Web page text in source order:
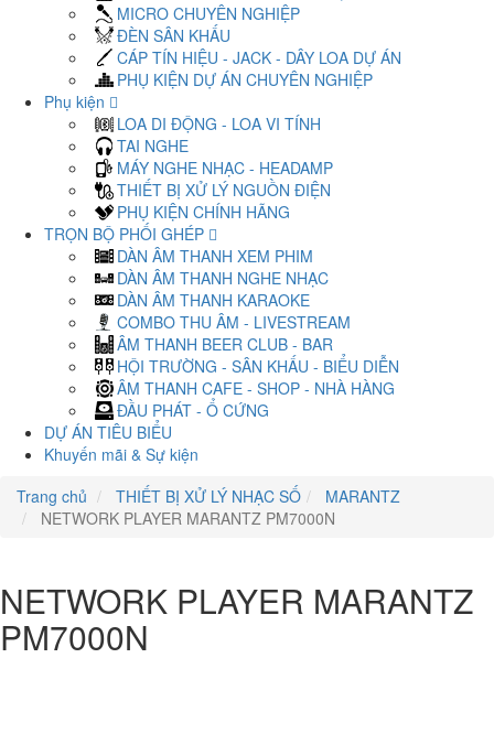
MICRO CHUYÊN NGHIỆP
ĐÈN SÂN KHẤU
CÁP TÍN HIỆU - JACK - DÂY LOA DỰ ÁN
PHỤ KIỆN DỰ ÁN CHUYÊN NGHIỆP
Phụ kiện
LOA DI ĐỘNG - LOA VI TÍNH
TAI NGHE
MÁY NGHE NHẠC - HEADAMP
THIẾT BỊ XỬ LÝ NGUỒN ĐIỆN
PHỤ KIỆN CHÍNH HÃNG
TRỌN BỘ PHỐI GHÉP
DÀN ÂM THANH XEM PHIM
DÀN ÂM THANH NGHE NHẠC
DÀN ÂM THANH KARAOKE
COMBO THU ÂM - LIVESTREAM
ÂM THANH BEER CLUB - BAR
HỘI TRƯỜNG - SÂN KHẤU - BIỂU DIỄN
ÂM THANH CAFE - SHOP - NHÀ HÀNG
ĐẦU PHÁT - Ổ CỨNG
DỰ ÁN TIÊU BIỂU
Khuyến mãi & Sự kiện
Trang chủ
THIẾT BỊ XỬ LÝ NHẠC SỐ
MARANTZ
NETWORK PLAYER MARANTZ PM7000N
NETWORK PLAYER MARANTZ
PM7000N